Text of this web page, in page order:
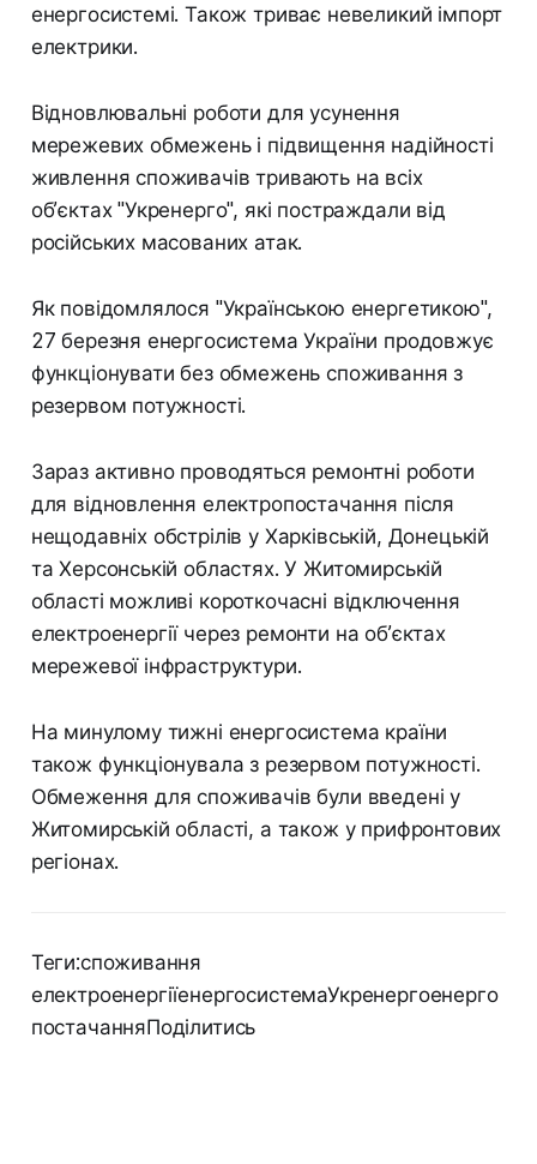
енергосистемі. Також триває невеликий імпорт
електрики.
Відновлювальні роботи для усунення
мережевих обмежень і підвищення надійності
живлення споживачів тривають на всіх
об’єктах "Укренерго", які постраждали від
російських масованих атак.
Як повідомлялося "Українською енергетикою",
27 березня енергосистема України продовжує
функціонувати без обмежень споживання з
резервом потужності.
Зараз активно проводяться ремонтні роботи
для відновлення електропостачання після
нещодавніх обстрілів у Харківській, Донецькій
та Херсонській областях. У Житомирській
області можливі короткочасні відключення
електроенергії через ремонти на об’єктах
мережевої інфраструктури.
На минулому тижні енергосистема країни
також функціонувала з резервом потужності.
Обмеження для споживачів були введені у
Житомирській області, а також у прифронтових
регіонах.
Теги:споживання
електроенергіїенергосистемаУкренергоенерго
постачанняПоділитись